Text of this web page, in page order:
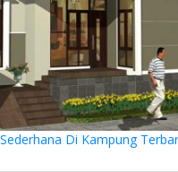
Di Kampung